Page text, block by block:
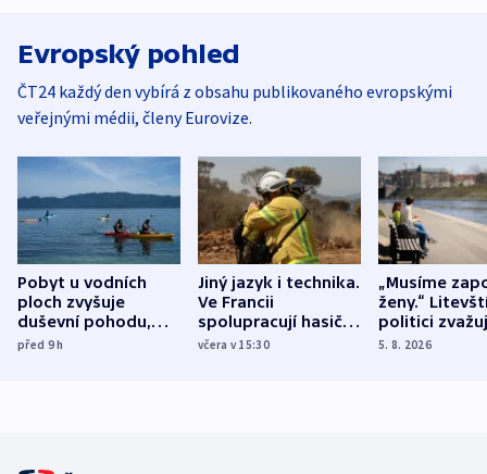
Evropský pohled
ČT24 každý den vybírá z obsahu publikovaného evropskými
veřejnými médii, členy Eurovize.
Pobyt u vodních
ploch zvyšuje
duševní pohodu,
ukázala
před 9h
Jiný jazyk i technika.
Ve Francii
spolupracují hasiči z
různých zemí
včera v 15:30
„Musíme
ženy.“
politici
dohodu o
5. 8. 2026